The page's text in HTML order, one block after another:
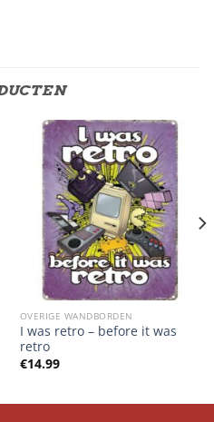
OVERIGE WANDBORDEN
I was retro – before it was
retro
€14.99